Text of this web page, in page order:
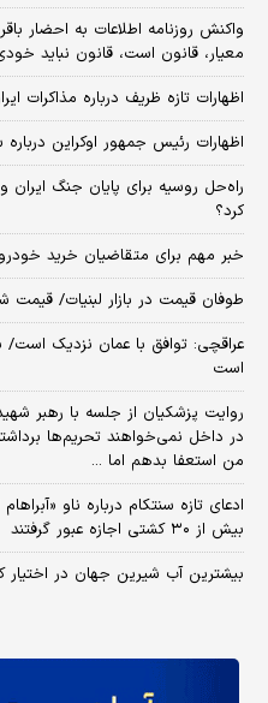
واکنش روزنامه اطلاعات به احضار
معیار، قانون است، قانون نباید
اظهارات تازه ظریف درباره مذاکرات
اظهارات رئیس جمهور اوکراین
راه‌حل روسیه برای پایان جنگ ایران
کرد؟
خبر مهم برای متقاضیان خرید خودرو/ این خودرو
طوفان قیمت در بازار لبنیات/
عراقچی: توافق با عمان نزدیک است/
است
روایت پزشکیان از جلسه با رهبر
در داخل نمی‌خواهند تحریم‌ها
من استعفا بدهم اما ...
ادعای تازه سنتکام درباره ناو
بیش از ۳۰ کشتی اجازه عبور گرفتند
بیشترین آب شیرین جهان در اختیار